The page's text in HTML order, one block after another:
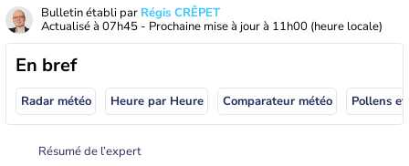
Bulletin établi par Régis CRÊPET
Actualisé à 07h45 - Prochaine mise à jour à 11h00 (heure locale)
En bref
Radar météo Heure par Heure Comparateur météo Pollens
Résumé de l’expert